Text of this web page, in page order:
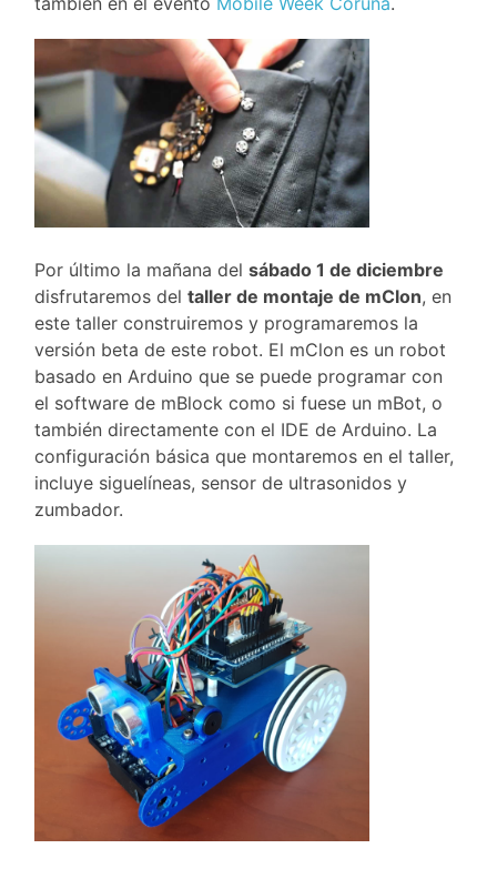
Por último la mañana delsábado 1 de diciembre
disfrutaremos deltaller de montaje de mClon, en
este taller construiremos y programaremos la
versión beta de este robot. El mClon es un robot
basado en Arduino que se puede programar con
el software de mBlock como si fuese un mBot, o
también directamente con el IDE de Arduino. La
configuración básica que montaremos en el taller,
incluye siguelíneas, sensor de ultrasonidos y
zumbador.